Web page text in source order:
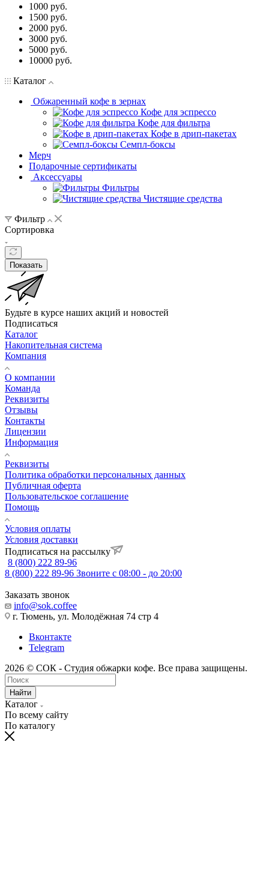
1000 руб.
1500 руб.
2000 руб.
3000 руб.
5000 руб.
10000 руб.
Каталог
Обжаренный кофе в зернах
Кофе для эспрессо
Кофе для фильтра
Кофе в дрип-пакетах
Семпл-боксы
Мерч
Подарочные сертификаты
Аксессуары
Фильтры
Чистящие средства
Фильтр
Сортировка
Показать
Будьте в курсе наших акций и новостей
Подписаться
Каталог
Накопительная система
Компания
О компании
Команда
Реквизиты
Отзывы
Контакты
Лицензии
Информация
Реквизиты
Политика обработки персональных данных
Публичная оферта
Пользовательское соглашение
Помощь
Условия оплаты
Условия доставки
Подписаться на рассылку
8 (800) 222 89-96
8 (800) 222 89-96 Звоните с 08:00 - до 20:00
Заказать звонок
info@sok.coffee
г. Тюмень, ул. Молодёжная 74 стр 4
Вконтакте
Telegram
2026 © СОК - Студия обжарки кофе. Все права защищены.
Найти
Каталог
По всему сайту
По каталогу